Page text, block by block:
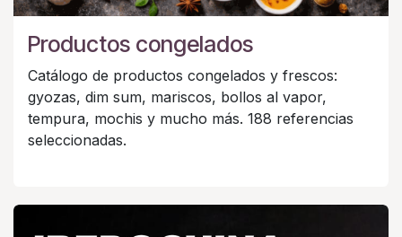
Productos congelados
Catálogo de productos congelados y frescos:
gyozas, dim sum, mariscos, bollos al vapor,
tempura, mochis y mucho más. 188 referencias
seleccionadas.